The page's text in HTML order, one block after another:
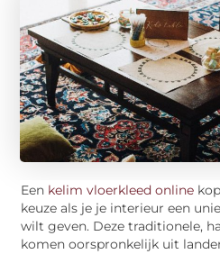
Een kelim vloerkleed online
keuze als je je interieur een
wilt geven. Deze traditionele,
komen oorspronkelijk uit